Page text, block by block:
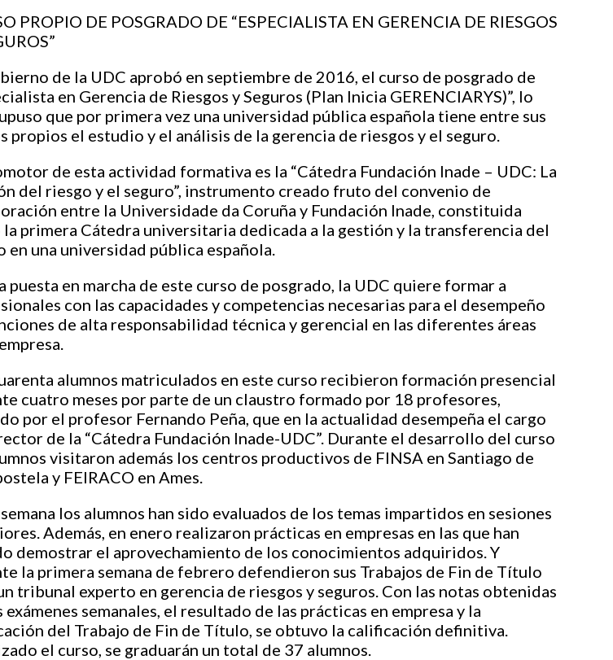
PROPIO DE POSGRADO DE “ESPECIALISTA EN GERENCIA DE RIESGOS
de la UDC aprobó en septiembre de 2016, el curso de posgrado de
en Gerencia de Riesgos y Seguros (Plan Inicia GERENCIARYS)”, lo
que por primera vez una universidad pública española tiene entre sus
propios el estudio y el análisis de la gerencia de riesgos y el seguro.
de esta actividad formativa es la “Cátedra Fundación Inade – UDC: La
del riesgo y el seguro”, instrumento creado fruto del convenio de
entre la Universidade da Coruña y Fundación Inade, constituida
la primera Cátedra universitaria dedicada a la gestión y la transferencia del
en una universidad pública española.
puesta en marcha de este curso de posgrado, la UDC quiere formar a
con las capacidades y competencias necesarias para el desempeño
de alta responsabilidad técnica y gerencial en las diferentes áreas
alumnos matriculados en este curso recibieron formación presencial
cuatro meses por parte de un claustro formado por 18 profesores,
por el profesor Fernando Peña, que en la actualidad desempeña el cargo
de la “Cátedra Fundación Inade-UDC”. Durante el desarrollo del curso
visitaron además los centros productivos de FINSA en Santiago de
y FEIRACO en Ames.
los alumnos han sido evaluados de los temas impartidos en sesiones
Además, en enero realizaron prácticas en empresas en las que han
demostrar el aprovechamiento de los conocimientos adquiridos. Y
la primera semana de febrero defendieron sus Trabajos de Fin de Título
tribunal experto en gerencia de riesgos y seguros. Con las notas obtenidas
exámenes semanales, el resultado de las prácticas en empresa y la
del Trabajo de Fin de Título, se obtuvo la calificación definitiva.
el curso, se graduarán un total de 37 alumnos.